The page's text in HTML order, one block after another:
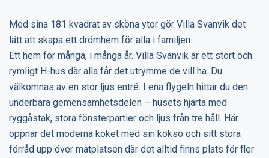
Med sina 181 kvadrat av sköna ytor gör Villa Svanvik det
lätt att skapa ett drömhem för alla i familjen.
Ett hem för många, i många år. Villa Svanvik är ett stort och
rymligt H-hus där alla får det utrymme de vill ha. Du
välkomnas av en stor ljus entré. I ena flygeln hittar du den
underbara gemensamhetsdelen – husets hjärta med
ryggåstak, stora fönsterpartier och ljus från tre håll. Här
öppnar det moderna köket med sin köksö och sitt stora
förråd upp över matplatsen där det alltid finns plats för fler